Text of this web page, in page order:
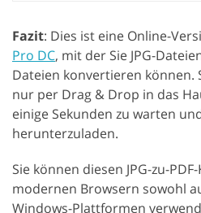
Fazit: Dies ist eine Online-
Pro DC, mit der Sie JPG-
Dateien konvertieren können.
nur per Drag & Drop in das
einige Sekunden zu warten
herunterzuladen.
Sie können diesen JPG-zu-
modernen Browsern sowohl
Windows-Plattformen